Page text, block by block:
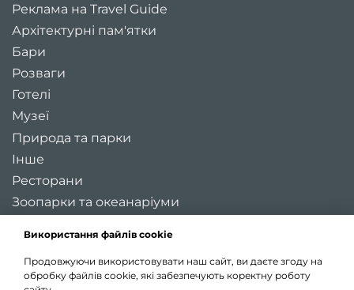
Використання файлів cookie
Продовжуючи використовувати наш сайт, ви даєте згоду на
обробку файлів cookie, які забезпечують коректну роботу
Реклама на Travel Guide
Архітектурні пам'ятки
Бари
Розваги
Готелі
Музеї
Природа та парки
Інше
Ресторани
Зоопарки та океанаріуми
Регіони України
Туристичні міста України